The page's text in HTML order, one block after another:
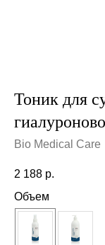
Тоник для
Bio Medical Care
2 188 р.
Объем